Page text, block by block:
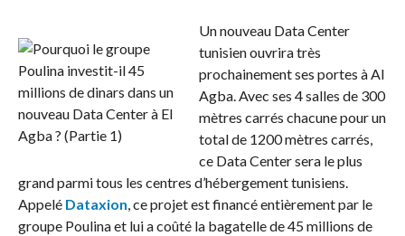
Un nouveau Data Center
tunisien ouvrira très
prochainement ses portes à Al
Agba. Avec ses 4 salles de 300
mètres carrés chacune pour un
total de 1200 mètres carrés,
ce Data Center sera le plus
grand parmi tous les centres d’hébergement tunisiens.
Appelé Dataxion , ce projet est financé entièrement par le
groupe Poulina et lui a coûté la bagatelle de 45 millions de